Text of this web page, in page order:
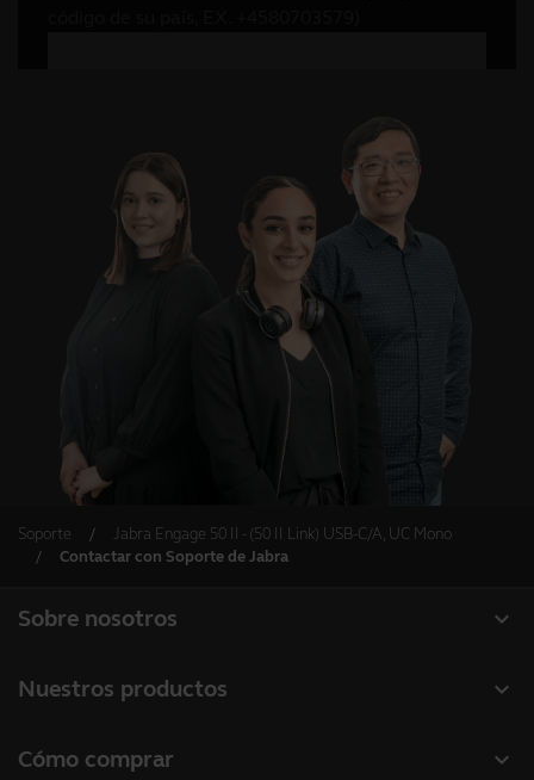
Soporte
Jabra Engage 50 II - (50 II Link) USB-C/A, UC Mono
Contactar con Soporte de Jabra
expand_more
Sobre nosotros
Sostenibilidad
expand_more
Nuestros productos
expand_more
Cómo comprar